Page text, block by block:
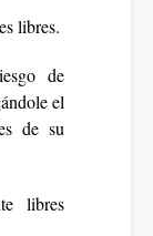
libres.
de
el
de su
libres